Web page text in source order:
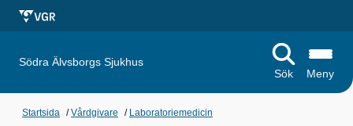
Södra Älvsborgs Sjukhus
Sök
Meny
Startsida /Vårdgivare / Laboratoriemedicin